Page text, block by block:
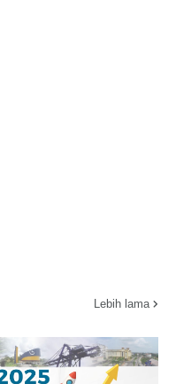
Lebih lama